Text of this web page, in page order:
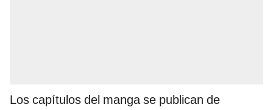
Los capítulos del manga se publican de